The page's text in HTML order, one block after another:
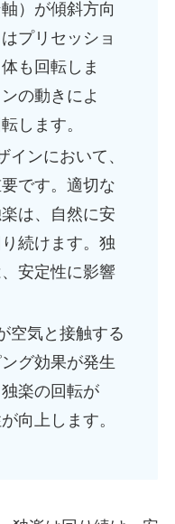
）が傾斜方向
プリセッショ
も回転しま
の動きによ
します。
インにおいて、
です。適切な
は、自然に安
続けます。独
安定性に影響
空気と接触する
グ効果が発生
楽の回転が
向上します。